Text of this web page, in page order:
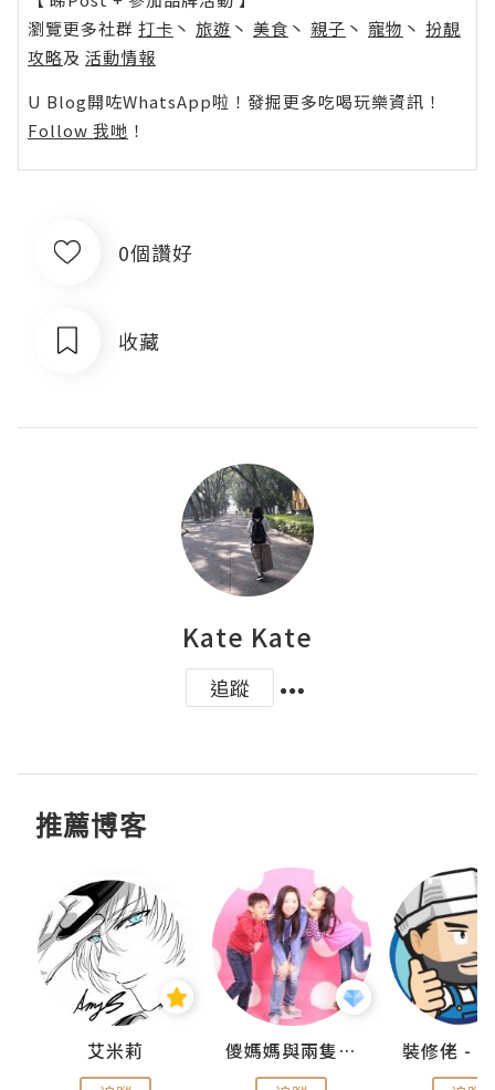
瀏覽更多社群 打卡 丶 旅遊 丶 美食 丶 親子 丶 寵物 丶 扮靚
攻略及 活動情報
U Blog開咗WhatsApp啦！發掘更多吃喝玩樂資訊！
Follow 我哋 ！
0個讚好
收藏
Kate Kate
追蹤
推薦博客
艾米莉 儍媽媽與兩隻小魔怪之家